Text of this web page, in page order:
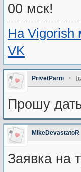
00 мск!
На Vigorish
VK
PrivetParni •
Прошу
MikeDevastatoR
Заявка на